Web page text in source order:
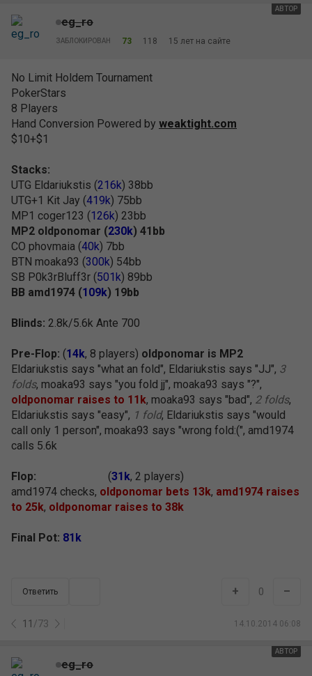
АВТОР
eg_ro
ЗАБЛОКИРОВАН 73 118 15 лет на сайте
No Limit Holdem Tournament
PokerStars
8 Players
Hand Conversion Powered by weaktight.com
$10+$1
Stacks:
UTG Eldariukstis (216k) 38bb
UTG+1 Kit Jay (419k) 75bb
MP1 coger123 (126k) 23bb
MP2 oldponomar (230k) 41bb
CO phovmaia (40k) 7bb
BTN moaka93 (300k) 54bb
SB P0k3rBluff3r (501k) 89bb
BB amd1974 (109k) 19bb
Blinds: 2.8k/5.6k Ante 700
Pre-Flop: (14k, 8 players) oldponomar is MP2
Eldariukstis says "what an fold", Eldariukstis says "JJ", 3
folds, moaka93 says "you fold jj", moaka93 says "?",
oldponomar raises to 11k, moaka93 says "bad", 2 folds,
Eldariukstis says "easy", 1 fold, Eldariukstis says "would
call only 1 person", moaka93 says "wrong fold:(", amd1974
calls 5.6k
Flop: (31k, 2 players)
amd1974 checks, oldponomar bets 13k, amd1974 raises
to 25k, oldponomar raises to 38k
Final Pot: 81k
Ответить
11 /73 14.10.2014 06:08
+ 0 –
АВТОР
eg_ro